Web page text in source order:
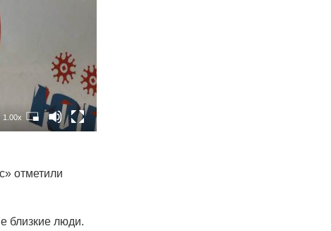
1.00x
» отметили
близкие люди.